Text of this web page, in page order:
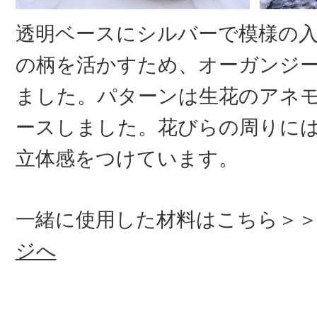
透明ベースにシルバーで模様の
の柄を活かすため、オーガンジ
ました。パターンは生花のアネ
ースしました。花びらの周りに
立体感をつけています。
一緒に使用した材料はこちら＞
ジへ